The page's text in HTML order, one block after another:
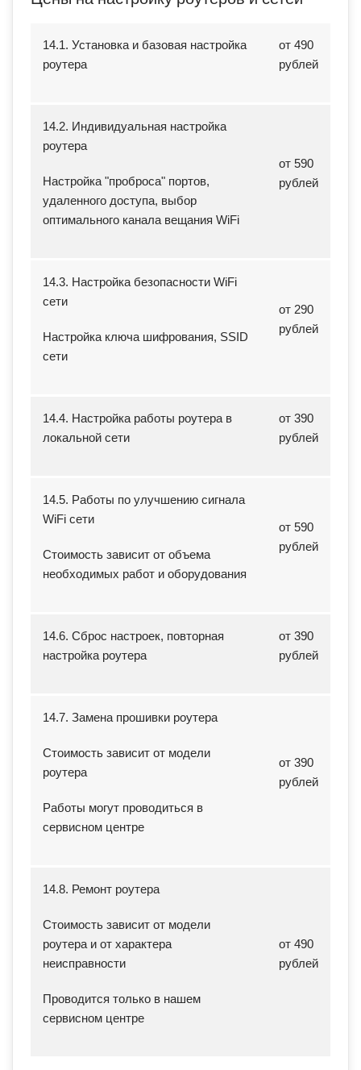
14.1. Установка и базовая настройка
роутера
от 490
рублей
14.2. Индивидуальная настройка
роутера
Настройка "проброса" портов,
удаленного доступа, выбор
оптимального канала вещания WiFi
от 590
рублей
14.3. Настройка безопасности WiFi
сети
Настройка ключа шифрования, SSID
сети
от 290
рублей
14.4. Настройка работы роутера в
локальной сети
от 390
рублей
14.5. Работы по улучшению сигнала
WiFi сети
Стоимость зависит от объема
необходимых работ и оборудования
от 590
рублей
14.6. Сброс настроек, повторная
настройка роутера
от 390
рублей
14.7. Замена прошивки роутера
Стоимость зависит от модели
роутера
Работы могут проводиться в
сервисном центре
от 390
рублей
14.8. Ремонт роутера
Стоимость зависит от модели
роутера и от характера
неисправности
Проводится только в нашем
сервисном центре
от 490
рублей